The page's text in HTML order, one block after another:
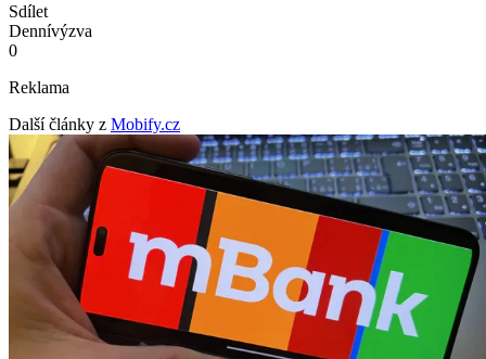
Sdílet
Dennívýzva
0
Reklama
Další články z Mobify.cz